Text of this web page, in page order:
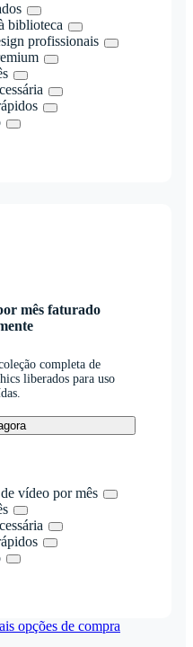
biblioteca
profissionais
mês faturado
completa de
liberados para uso
vídeo por mês
opções de compra